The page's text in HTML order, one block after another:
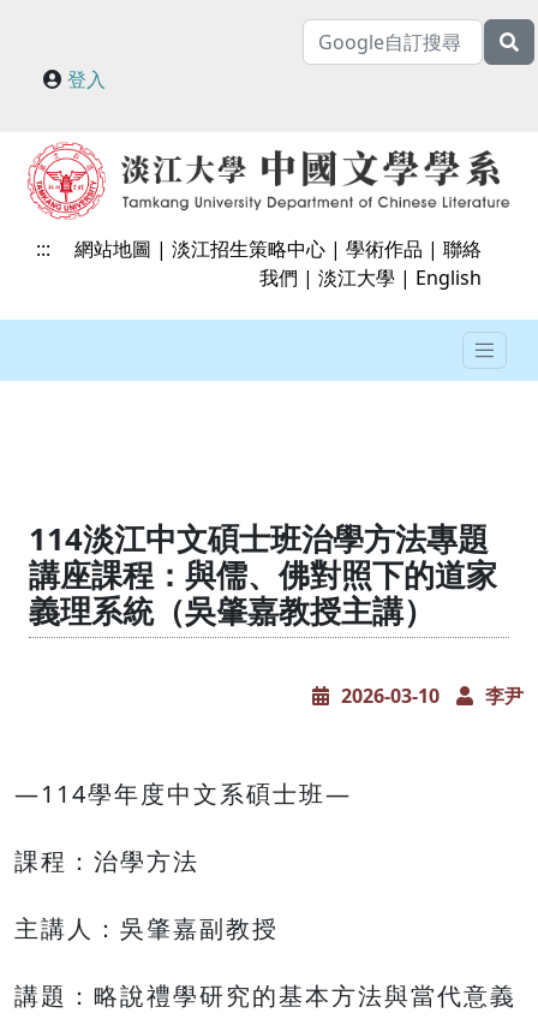
登入
::: 網站地圖 |淡江招生策略中心 |學術作品 |聯絡
我們 |淡江大學 | English
114淡江中文碩士班治學方法專題
講座課程：與儒、佛對照下的道家
義理系統（吳肇嘉教授主講）
2026-03-10 李尹
—114學年度中文系碩士班—
課程：治學方法
主講人：吳肇嘉副教授
講題：略說禮學研究的基本方法與當代意義